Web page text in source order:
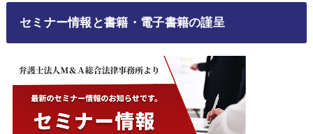
セミナー情報と書籍・電子書籍の謹呈